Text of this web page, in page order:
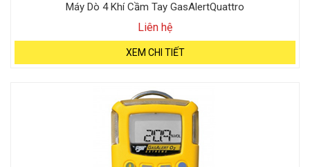
Máy Dò 4 Khí Cầm Tay GasAlertQuattro
Liên hệ
XEM CHI TIẾT